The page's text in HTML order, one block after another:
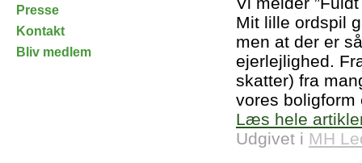
Presse
Kontakt
Bliv medlem
Mit lille ordspil
men at der er
ejerlejlighed.
skatter) fra
vores boligform
Læs hele
Udgivet i MH